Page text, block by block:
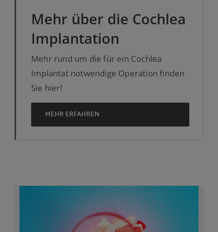
Mehr über die Cochlea
Implantation
Mehr rund um die für ein Cochlea
Implantat notwendige Operation finden
Sie hier!
MEHR ERFAHREN